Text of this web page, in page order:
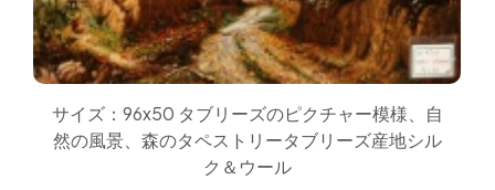
サイズ：96x50 タブリーズのピクチャー模様、自
然の風景、森のタペストリータブリーズ産地シル
ク＆ウール